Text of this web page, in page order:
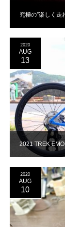
究極の”楽しく
2021 TREK
2020
AUG
13
2020
AUG
10